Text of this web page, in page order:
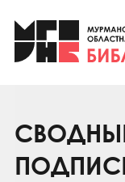
Клуб
Клуб